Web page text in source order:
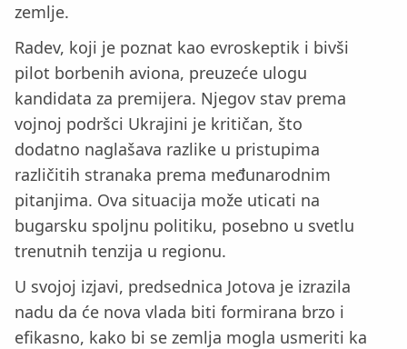
zemlje.
Radev, koji je poznat kao evroskeptik i bivši
pilot borbenih aviona, preuzeće ulogu
kandidata za premijera. Njegov stav prema
vojnoj podršci Ukrajini je kritičan, što
dodatno naglašava razlike u pristupima
različitih stranaka prema međunarodnim
pitanjima. Ova situacija može uticati na
bugarsku spoljnu politiku, posebno u svetlu
trenutnih tenzija u regionu.
U svojoj izjavi, predsednica Jotova je izrazila
nadu da će nova vlada biti formirana brzo i
efikasno, kako bi se zemlja mogla usmeriti ka